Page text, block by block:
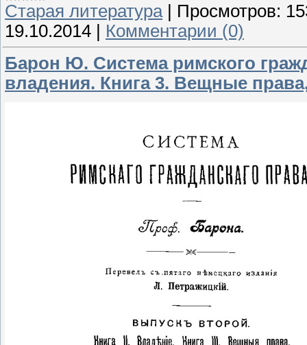
Старая литература | Просмотров:
19.10.2014 | Комментарии (0)
Барон Ю. Система римского
владения. Книга 3. Вещные права,